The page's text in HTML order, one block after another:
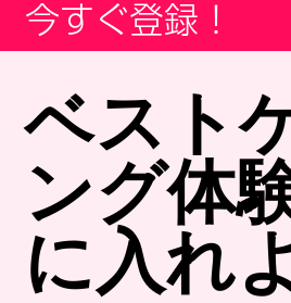
今すぐ登録！
ベスト
ング体
に入れ